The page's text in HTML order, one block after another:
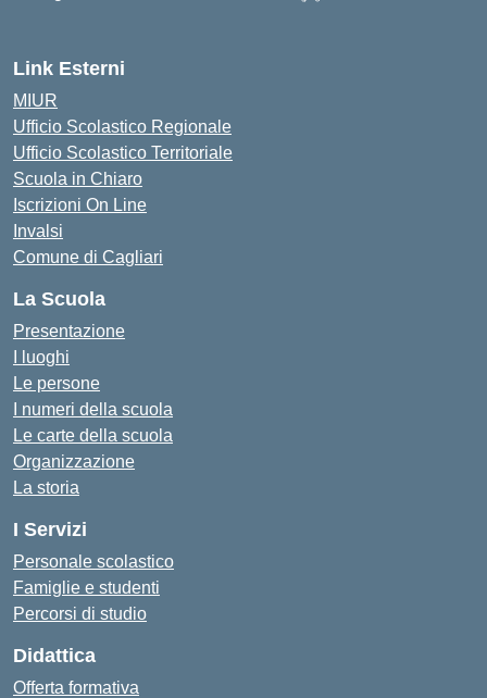
Link Esterni
MIUR
Ufficio Scolastico Regionale
Ufficio Scolastico Territoriale
Scuola in Chiaro
Iscrizioni On Line
Invalsi
Comune di Cagliari
La Scuola
Presentazione
I luoghi
Le persone
I numeri della scuola
Le carte della scuola
Organizzazione
La storia
I Servizi
Personale scolastico
Famiglie e studenti
Percorsi di studio
Didattica
Offerta formativa